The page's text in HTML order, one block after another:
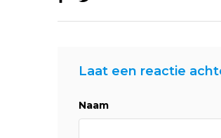
Laat een reactie
Naam